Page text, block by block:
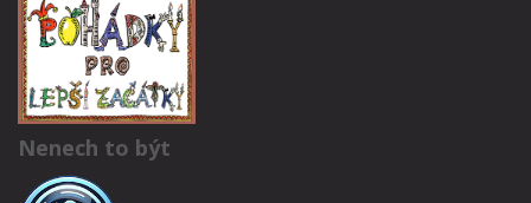
Nenech to být